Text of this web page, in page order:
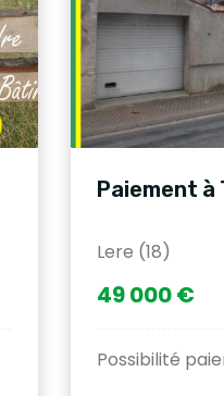
Paiement à
Lere (18)
49 000 €
Possibilité